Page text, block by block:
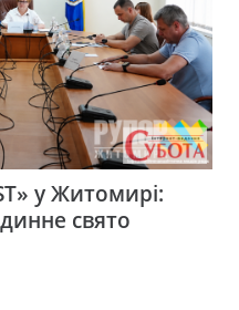
у Житомирі:
свято